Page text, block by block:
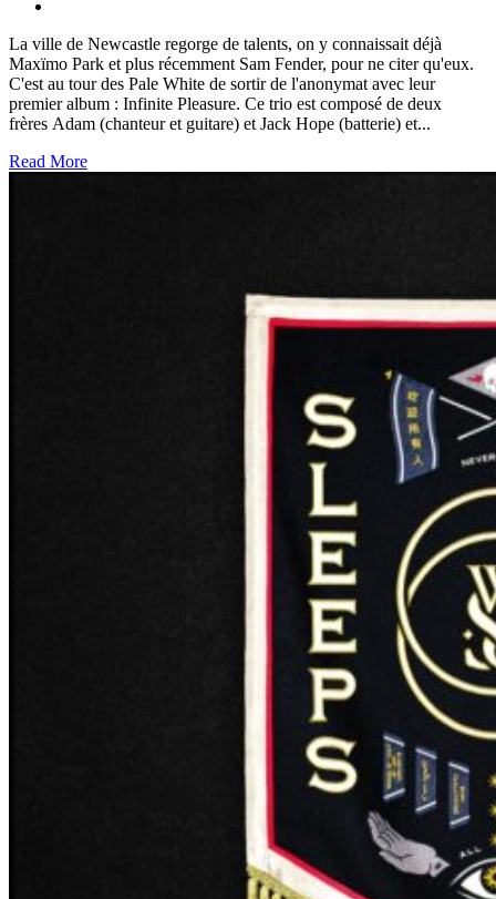
La ville de Newcastle regorge de talents, on y connaissait déjà
Maxïmo Park et plus récemment Sam Fender, pour ne citer qu'eux.
C'est au tour des Pale White de sortir de l'anonymat avec leur
premier album : Infinite Pleasure. Ce trio est composé de deux
frères Adam (chanteur et guitare) et Jack Hope (batterie) et...
Read More